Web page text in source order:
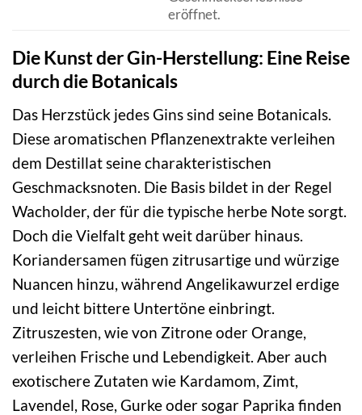
eröffnet.
Die Kunst der Gin-Herstellung: Eine Reise
durch die Botanicals
Das Herzstück jedes Gins sind seine Botanicals.
Diese aromatischen Pflanzenextrakte verleihen
dem Destillat seine charakteristischen
Geschmacksnoten. Die Basis bildet in der Regel
Wacholder, der für die typische herbe Note sorgt.
Doch die Vielfalt geht weit darüber hinaus.
Koriandersamen fügen zitrusartige und würzige
Nuancen hinzu, während Angelikawurzel erdige
und leicht bittere Untertöne einbringt.
Zitruszesten, wie von Zitrone oder Orange,
verleihen Frische und Lebendigkeit. Aber auch
exotischere Zutaten wie Kardamom, Zimt,
Lavendel, Rose, Gurke oder sogar Paprika finden